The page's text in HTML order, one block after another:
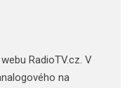
RadioTV.cz. V
na